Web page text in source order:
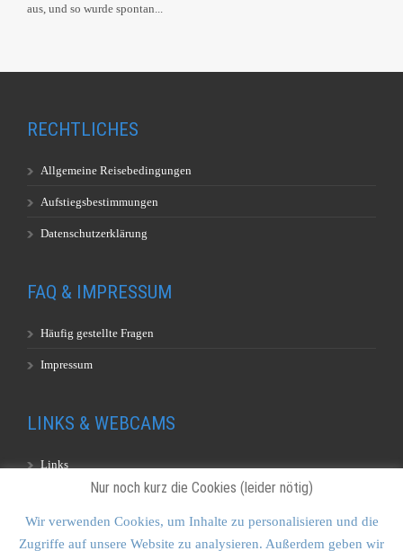
aus, und so wurde spontan...
RECHTLICHES
Allgemeine Reisebedingungen
Aufstiegsbestimmungen
Datenschutzerklärung
FAQ & IMPRESSUM
Häufig gestellte Fragen
Impressum
LINKS & WEBCAMS
Links
Nur noch kurz die Cookies (leider nötig)
Wir verwenden Cookies, um Inhalte zu personalisieren und die
Zugriffe auf unsere Website zu analysieren. Außerdem geben wir